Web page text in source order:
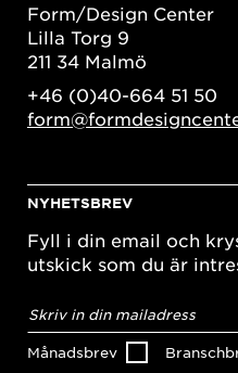
Form/Design Center
Lilla Torg 9
211 34 Malmö
+46 (0)40-664 51 50
NYHETSBREV
Fyll i din email och
utskick som du är
postadress*
Månadsbrev